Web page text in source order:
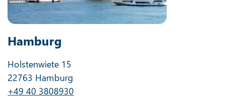
Hamburg
Holstenwiete 15
22763 Hamburg
+49 40 3808930